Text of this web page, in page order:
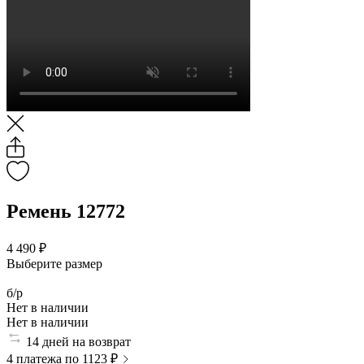
Ремень 12772
4 490 ₽
Выберите размер
б/р
Нет в наличии
Нет в наличии
14 дней на возврат
4 платежа по 1123 ₽